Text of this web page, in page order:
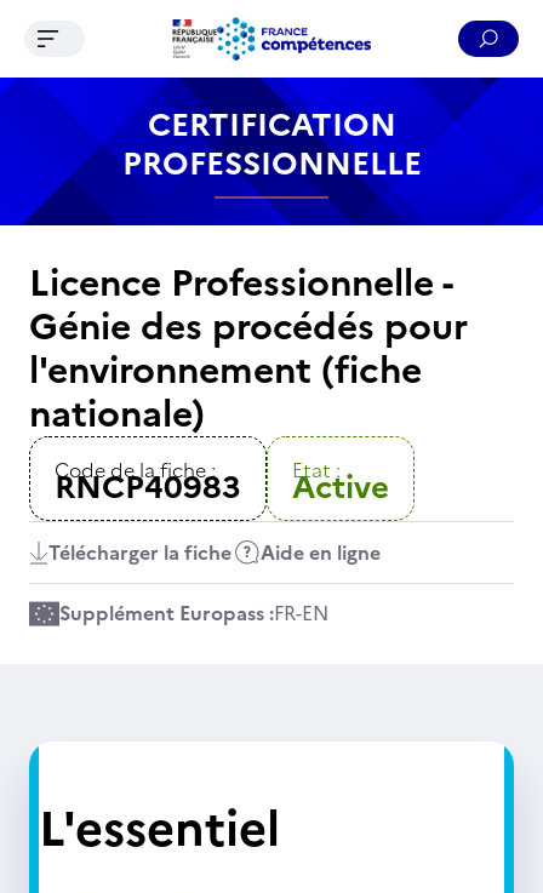
Contenu Recherche Menu Pied de page
Ouvrir le menu de navigation
CERTIFICATION
PROFESSIONNELLE
Licence Professionnelle -
Génie des procédés pour
l'environnement (fiche
nationale)
Code de la fiche :
RNCP40983 Etat :
Active
Télécharger la fiche Aide en ligne
Supplément Europass :FR-EN
L'essentiel